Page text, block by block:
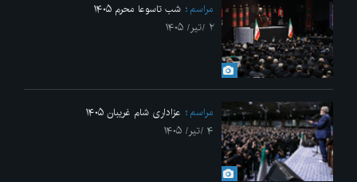
مراسم
شب تاسوعا محرم ۱۴۰۵
۲ /تیر/ ۱۴۰۵
مراسم
عزاداری شام غریبان ۱۴۰۵
۴ /تیر/ ۱۴۰۵